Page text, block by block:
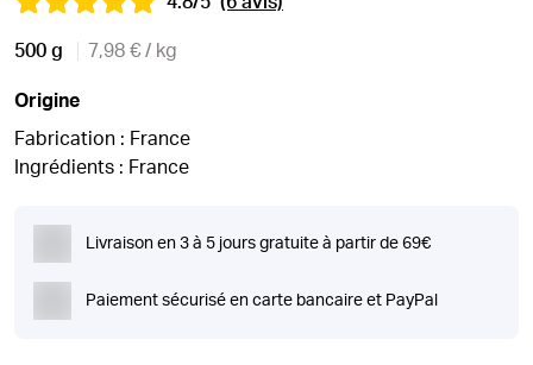
500 g 7,98 € / kg
Origine
Fabrication : France
Ingrédients : France
Livraison en 3 à 5 jours gratuite à partir de 69€
Paiement sécurisé en carte bancaire et PayPal